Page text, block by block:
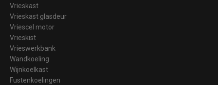
Vrieskast
Vrieskast glasdeur
Vriescel motor
Vrieskist
Vrieswerkbank
Wandkoeling
Wijnkoelkast
Fustenkoelingen